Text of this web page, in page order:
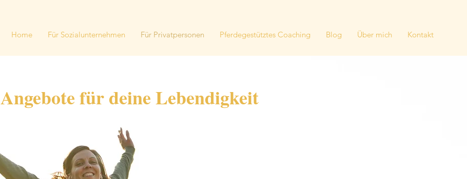
Home Für Sozialunternehmen Für Privatpersonen Pferdegestütztes Coaching Blog Über mich Kontakt
Angebote für deine Lebendigkeit